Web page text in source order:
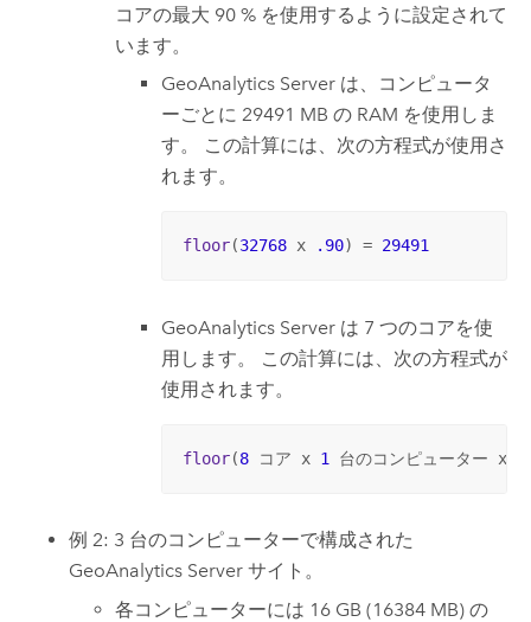
コアの最大 90 % を使用するように設定されて
います。
GeoAnalytics Serverは、コンピュータ
ーごとに 29491 MB の RAM を使用しま
す。 この計算には、次の方程式が使用さ
れます。
floor(32768 x .90) = 29491
GeoAnalytics Serverは 7 つのコアを使
用します。 この計算には、次の方程式が
使用されます。
floor(8 コア x 1 台のコンピューター x
例 2: 3 台のコンピューターで構成された
GeoAnalytics Server サイト。
各コンピューターには 16 GB (16384 MB) の